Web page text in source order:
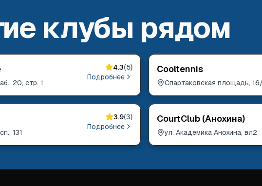
клубы рядом
20, стр. 1
4.3(5)
Подробнее
Cooltennis
Спартаковская площадь,
131
3.9(3)
Подробнее
CourtClub (Анохина)
ул. Академика Анохина, вл2